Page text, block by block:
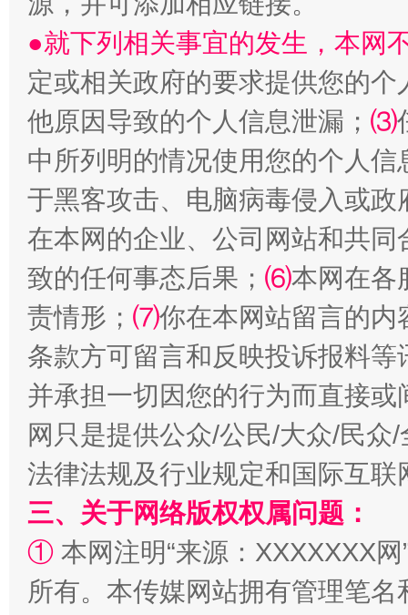
阿坝州三大球赛在茂县开幕 规模
国家大学科技园优化重塑工作
●就下列相关事宜的发生，本网
定或相关政府的要求提供您的个
他原因导致的个人信息泄漏； ⑶
中所列明的情况使用您的个人
于黑客攻击、电脑病毒侵入或
在本网的企业、公司网站和共
致的任何事态后果； ⑹本网在各
责情形； ⑺你在本网站留言的内
条款方可留言和反映投诉报料
并承担一切因您的行为而直接
网只是提供公众/公民/大众/民
法律法规及行业规定和国际互
三、关于网络版权权属问题：
① 本网注明“来源：XXXXXXX
所有。本传媒网站拥有管理笔